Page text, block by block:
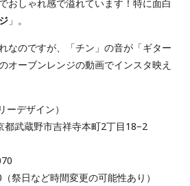
おしゃれ感で溢れています！特に面白
」。
なのですが、「チン」の音が「ギター
オーブンレンジの動画でインスタ映え
ーデザイン）
都武蔵野市吉祥寺本町2丁目18−2
祭日など時間変更の可能性あり）